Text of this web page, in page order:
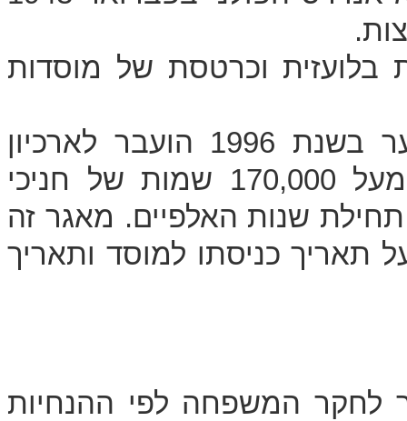
וכרטסת של מוסדות
בנוסף עם סגירת משרדי עליית הנוער בשנת 1996 הועבר לארכיון
הציוני מאגר מידע ממוחשב המכיל מעל 170,000 שמות של חניכי
הנוער לשנים 1975 ועד תחילת שנות האלפיים. מאגר זה
תאריך כניסתו למוסד ותאריך
לחקר המשפחה לפי ההנחיות